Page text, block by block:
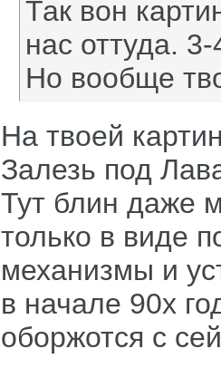
Так вон
нас оттуда.
Но вообще
На твоей
Залезь под
Тут блин даже
только в виде
механизмы и
в начале 90х
оборжотся с